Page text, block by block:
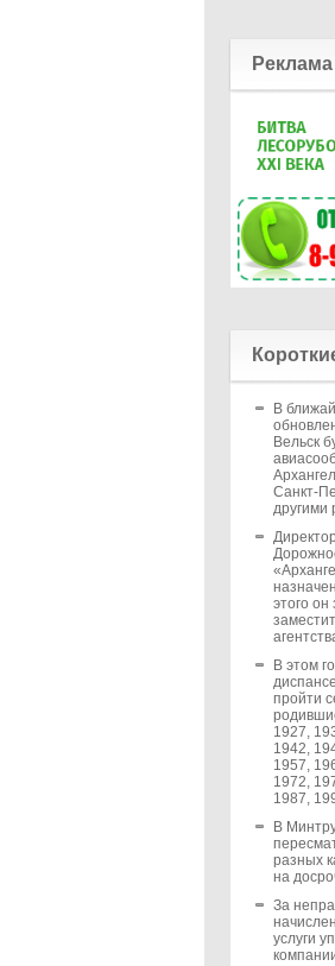
Реклама
В
Вельск
Санкт-
другими
этого
В этом
пройти
1927,
1942,
1957,
1972,
1987,
В
разных
на
За
услуги